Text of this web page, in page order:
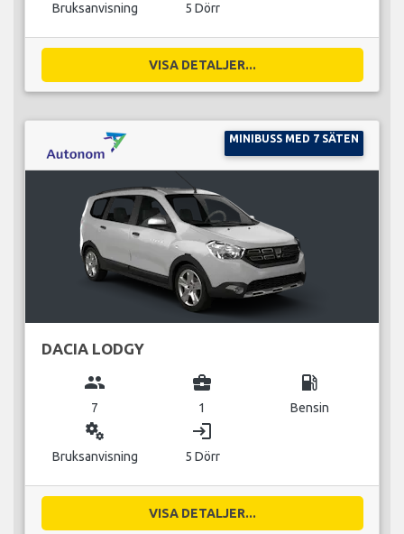
Bruksanvisning 5 Dörr
VISA DETALJER...
MINIBUSS MED 7 SÄTEN
DACIA LODGY
group
7
business_center
1
local_gas_station
Bensin
miscellaneous_services
Bruksanvisning
login
5 Dörr
VISA DETALJER...